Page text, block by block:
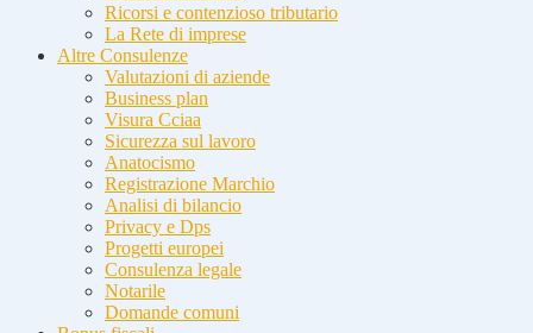
Ricorsi e contenzioso tributario
La Rete di imprese
Altre Consulenze
Valutazioni di aziende
Business plan
Visura Cciaa
Sicurezza sul lavoro
Anatocismo
Registrazione Marchio
Analisi di bilancio
Privacy e Dps
Progetti europei
Consulenza legale
Notarile
Domande comuni